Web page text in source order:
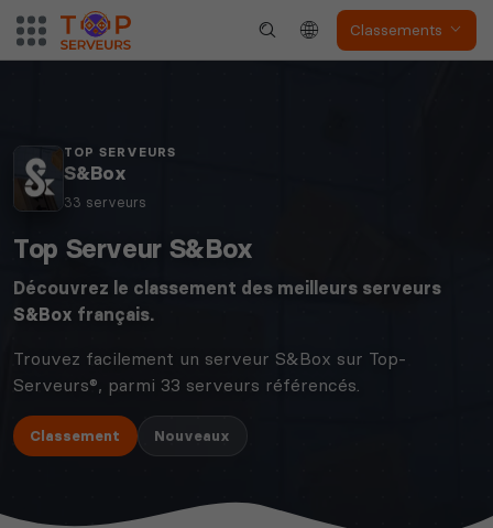
Classements
TOP SERVEURS
S&Box
33 serveurs
Top Serveur S&Box
Découvrez le classement des meilleurs serveurs
S&Box français.
Trouvez facilement un serveur S&Box sur Top-
Serveurs®, parmi 33 serveurs référencés.
Classement Nouveaux